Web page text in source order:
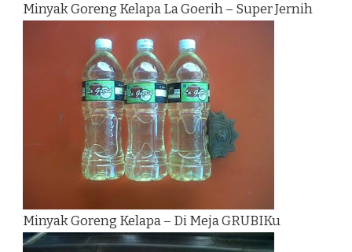
Minyak Goreng Kelapa La Goerih – Super Jernih
Minyak Goreng Kelapa – Di Meja GRUBIKu